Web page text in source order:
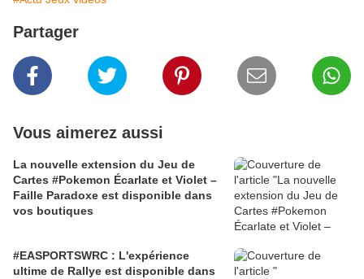
Partager
Vous aimerez aussi
La nouvelle extension du Jeu de
Cartes #Pokemon Écarlate et Violet –
Faille Paradoxe est disponible dans
vos boutiques
#EASPORTSWRC : L'expérience
ultime de Rallye est disponible dans